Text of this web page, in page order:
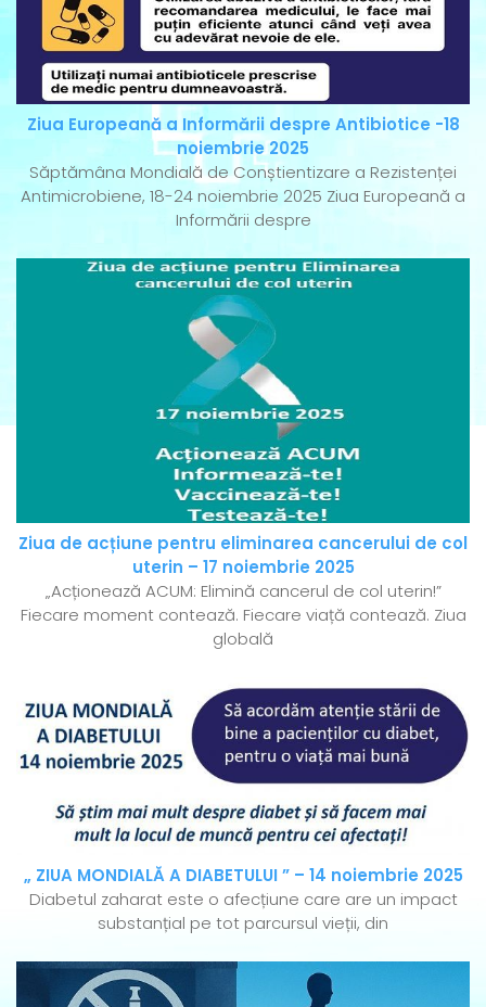
Ziua Europeană a Informării despre Antibiotice -18
noiembrie 2025
Săptămâna Mondială de Conștientizare a Rezistenței
Antimicrobiene, 18-24 noiembrie 2025 Ziua Europeană a
Informării despre
Ziua de acțiune pentru eliminarea cancerului de col
uterin – 17 noiembrie 2025
„Acționează ACUM: Elimină cancerul de col uterin!”
Fiecare moment contează. Fiecare viață contează. Ziua
globală
„ ZIUA MONDIALĂ A DIABETULUI ” – 14 noiembrie 2025
Diabetul zaharat este o afecțiune care are un impact
substanțial pe tot parcursul vieții, din